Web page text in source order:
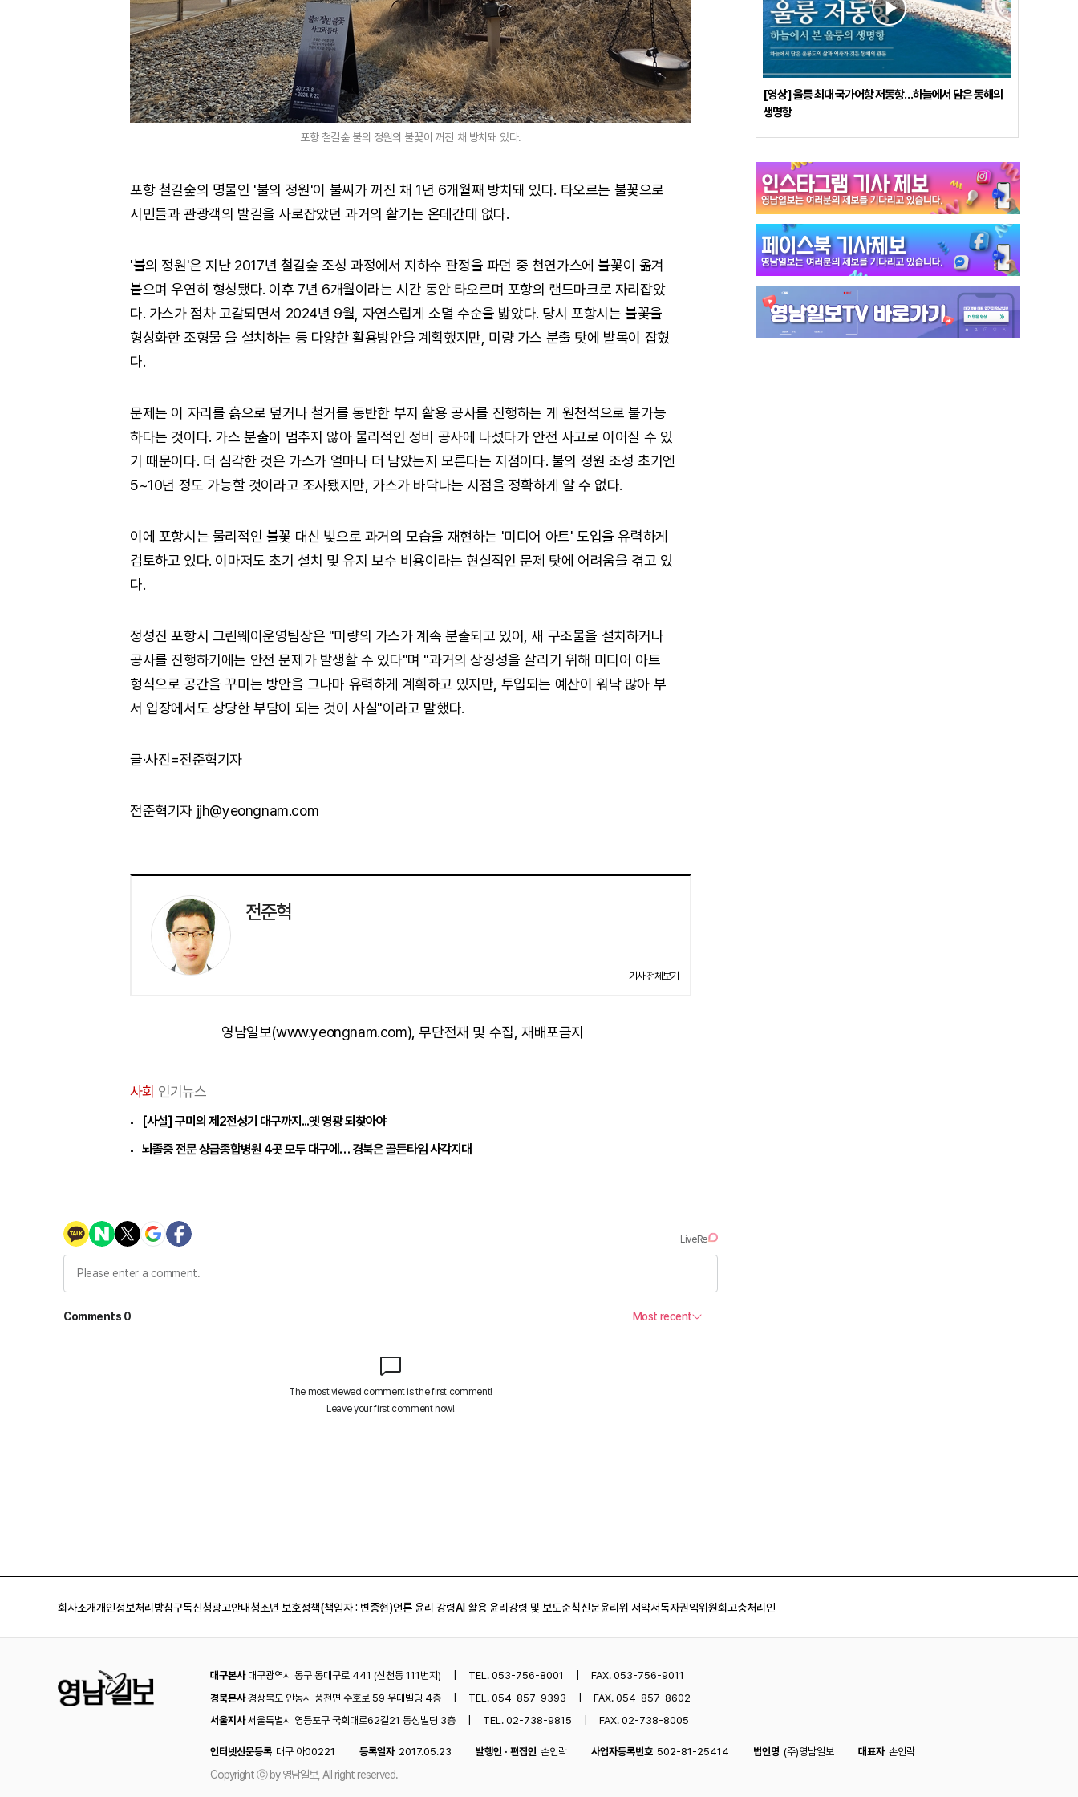
포항 철길숲 불의 정원의 불꽃이 꺼진 채 방치돼 있다.
포항 철길숲의 명물인 '불의 정원'이 불씨가 꺼진 채 1년 6개월째 방치돼 있다. 타오르는 불꽃으로
시민들과 관광객의 발길을 사로잡았던 과거의 활기는 온데간데 없다.
'불의 정원'은 지난 2017년 철길숲 조성 과정에서 지하수 관정을 파던 중 천연가스에 불꽃이 옮겨
붙으며 우연히 형성됐다. 이후 7년 6개월이라는 시간 동안 타오르며 포항의 랜드마크로 자리잡았
다. 가스가 점차 고갈되면서 2024년 9월, 자연스럽게 소멸 수순을 밟았다. 당시 포항시는 불꽃을
형상화한 조형물 을 설치하는 등 다양한 활용방안을 계획했지만, 미량 가스 분출 탓에 발목이 잡혔
다.
문제는 이 자리를 흙으로 덮거나 철거를 동반한 부지 활용 공사를 진행하는 게 원천적으로 불가능
하다는 것이다. 가스 분출이 멈추지 않아 물리적인 정비 공사에 나섰다가 안전 사고로 이어질 수 있
기 때문이다. 더 심각한 것은 가스가 얼마나 더 남았는지 모른다는 지점이다. 불의 정원 조성 초기엔
5~10년 정도 가능할 것이라고 조사됐지만, 가스가 바닥나는 시점을 정확하게 알 수 없다.
이에 포항시는 물리적인 불꽃 대신 빛으로 과거의 모습을 재현하는 '미디어 아트' 도입을 유력하게
검토하고 있다. 이마저도 초기 설치 및 유지 보수 비용이라는 현실적인 문제 탓에 어려움을 겪고 있
다.
정성진 포항시 그린웨이운영팀장은 "미량의 가스가 계속 분출되고 있어, 새 구조물을 설치하거나
공사를 진행하기에는 안전 문제가 발생할 수 있다"며 "과거의 상징성을 살리기 위해 미디어 아트
형식으로 공간을 꾸미는 방안을 그나마 유력하게 계획하고 있지만, 투입되는 예산이 워낙 많아 부
서 입장에서도 상당한 부담이 되는 것이 사실"이라고 말했다.
글·사진=전준혁기자
전준혁기자 jjh@yeongnam.com
전준혁
기사 전체보기
영남일보(www.yeongnam.com), 무단전재 및 수집, 재배포금지
사회 인기뉴스
[사설] 구미의 제2전성기 대구까지...옛 영광 되찾아야
뇌졸중 전문 상급종합병원 4곳 모두 대구에… 경북은 골든타임 사각지대
[영상] 울릉 최대 국가어항 저동항…하늘에서 담은 동해의
생명항
회사소개개인정보처리방침구독신청광고안내청소년 보호정책(책임자 : 변종현)언론 윤리 강령AI 활용 윤리강령 및 보도준칙신문윤리위 서약서독자권익위원회고충처리인
대구본사대구광역시 동구 동대구로 441 (신천동 111번지) TEL. 053-756-8001
FAX. 053-756-9011
경북본사경상북도 안동시 풍천면 수호로 59 우대빌딩 4층 TEL. 054-857-9393
FAX. 054-857-8602
서울지사서울특별시 영등포구 국회대로62길21 동성빌딩 3층 TEL. 02-738-9815 FAX. 02-738-8005
인터넷신문등록 대구 아00221 등록일자 2017.05.23 발행인 · 편집인 손인락 사업자등록번호 502-81-25414 법인명 (주)영남일보 대표자 손인락
Copyright ⓒ by 영남일보, All right reserved.